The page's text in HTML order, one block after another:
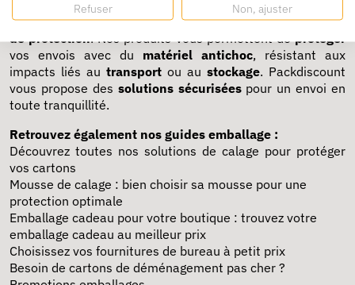
Lasécuritéde vos colis dépend du bon choix decalage et
de protection. Nos produits vous permettent de protéger
vos envois avec du matériel antichoc, résistant aux
impacts liés au transport ou au stockage. Packdiscount
vous propose des solutions sécuriséespour un envoi en
toute tranquillité.
Retrouvez également nos guides emballage :
Découvrez toutes nos solutions de calage pour protéger
vos cartons
Mousse de calage : bien choisir sa mousse pour une
protection optimale
Emballage cadeau pour votre boutique : trouvez votre
emballage cadeau au meilleur prix
Choisissez vos fournitures de bureau à petit prix
Besoin de cartons de déménagement pas cher ?
Refuser Non, ajuster